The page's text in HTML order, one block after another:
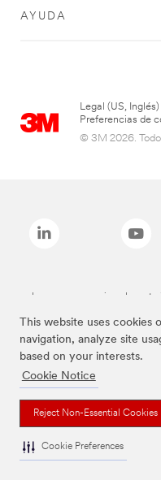
This website uses cookies
navigation, analyze site
based on your interests.
Cookie Notice
Reject Non-Essential Cookies
Cookie Preferences
AYUDA
Legal (US, Inglés)
Preferencias de
© 3M 2026.
Las marcas mencionadas